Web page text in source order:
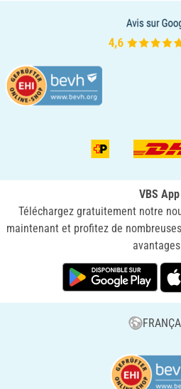
VBS App
Téléchargez gratuitement notre
maintenant et profitez de